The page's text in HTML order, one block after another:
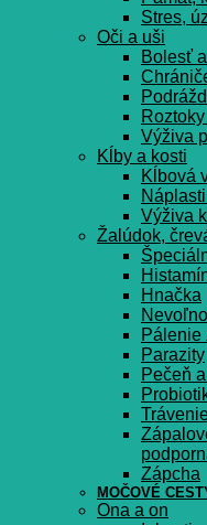
Stres,
Oči a uši
Bolesť
Výživa
Kĺby a kosti
Kĺbová
Výživa
Žalúdok,
Hnačka
Pálenie
Parazity
Pečeň
Zápcha
MOČOVÉ
Ona a on